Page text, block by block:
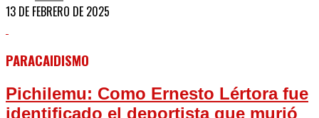
13 DE FEBRERO DE 2025
PARACAIDISMO
Pichilemu: Como Ernesto Lértora fue
identificado el deportista que murió